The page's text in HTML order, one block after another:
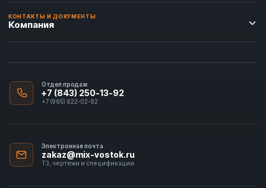
КОНТАКТЫ И ДОКУМЕНТЫ
Компания
Отдел продаж
+7 (843) 250-13-92
+7 (965) 622-02-92
Электронная почта
zakaz@mix-vostok.ru
ТЗ, чертежи и спецификации